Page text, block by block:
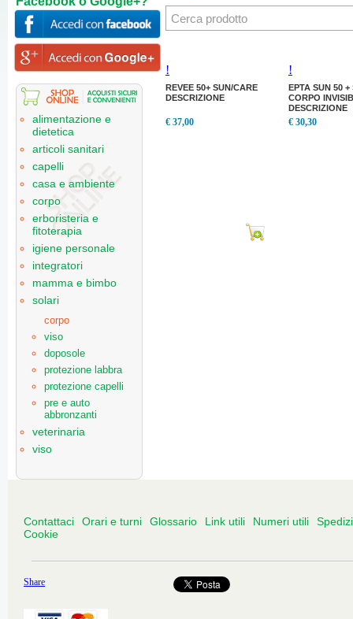
alimentazione e
dietetica
articoli sanitari
capelli
casa e ambiente
corpo
erboristeria e
fitoterapia
igiene personale
integratori
mamma e bimbo
solari
corpo
viso
doposole
protezione labbra
protezione capelli
pre e auto
abbronzanti
veterinaria
viso
!
REVEE 50+ SUN/CARE
DESCRIZIONE
€ 37,00
!
EPTA SUN 50 +
CORPO
DESCRIZIONE
€ 30,30
Contattaci Orari e turni Glossario Link utili Numeri utili
Cookie
Share